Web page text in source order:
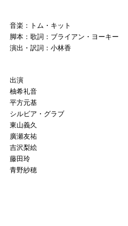
音楽：トム・キット
脚本：歌詞：ブライアン・ヨーキー
演出・訳詞：小林香
出演
柚希礼音
平方元基
シルビア・グラブ
東山義久
廣瀬友祐
吉沢梨絵
藤田玲
青野紗穂